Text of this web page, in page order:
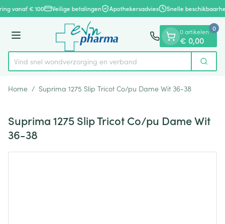
Ga naar de inhoud
1 van 1
vanaf € 100 Veilige betalingen Apothekersadvies Snelle
Menu
Product, merk, categorie...
Vind snel wondverzorging en verband Zoek
0 artikelen
€ 0,00
0
Home / Suprima 1275 Slip Tricot Co/pu Dame Wit 36-38
Suprima 1275 Slip Tricot Co/pu Dame Wit
36-38